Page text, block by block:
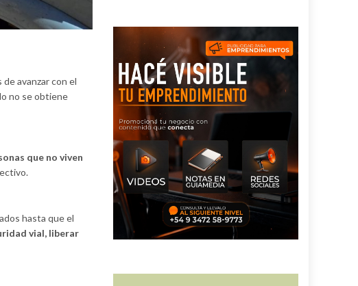
de avanzar con el
no se obtiene
que no viven
hasta que el
vial, liberar